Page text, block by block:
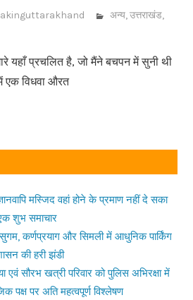
अन्य,उत्तराखंड,
यहाँ प्रचलित है, जो मैंने बचपन में सुनी थी
एक विधवा औरत
मस्जिद वहां होने के प्रमाण नहीं दे सका
शुभ समाचार
सुगम, कर्णप्रयाग और सिमली में आधुनिक पार्किंग
की हरी झंडी
एवं सौरभ खत्री परिवार को पुलिस अभिरक्षा में
पक्ष पर अति महत्वपूर्ण विश्लेषण